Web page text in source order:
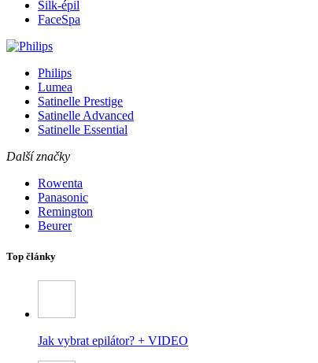
Silk-épil
FaceSpa
Philips
Lumea
Satinelle Prestige
Satinelle Advanced
Satinelle Essential
Další značky
Rowenta
Panasonic
Remington
Beurer
Top články
Jak vybrat epilátor? + VIDEO